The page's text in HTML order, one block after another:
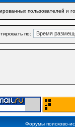
пользователей и
по:
Форумы поисково-